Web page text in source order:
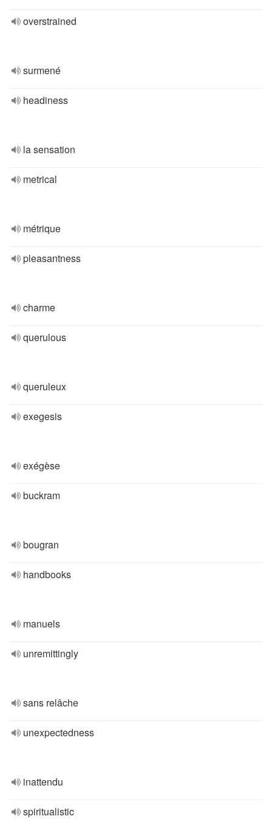
overstrained
surmené
headiness
la sensation
metrical
métrique
pleasantness
charme
querulous
queruleux
exegesis
exégèse
buckram
bougran
handbooks
manuels
unremittingly
sans relâche
unexpectedness
inattendu
spiritualistic